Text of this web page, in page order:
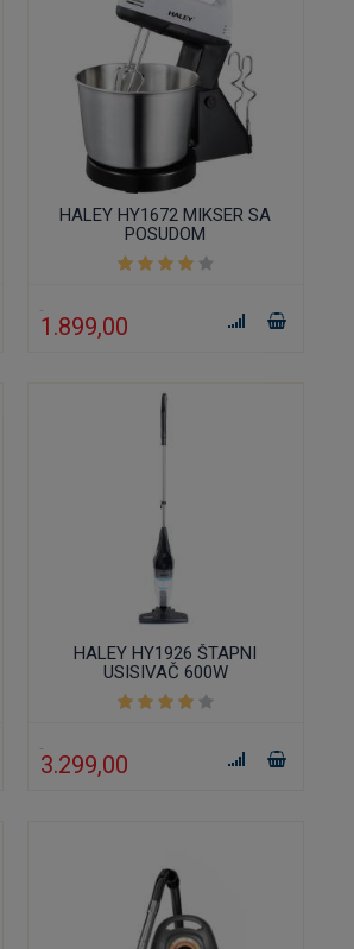
HALEY HY1672 MIKSER SA
POSUDOM
1.899,00
HALEY HY1926 ŠTAPNI
USISIVAČ 600W
3.299,00